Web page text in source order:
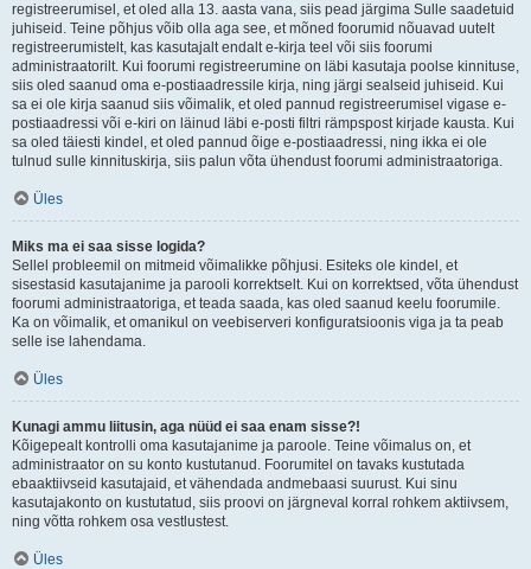
registreerumisel, et oled alla 13. aasta vana, siis pead järgima Sulle saadetuid
juhiseid. Teine põhjus võib olla aga see, et mõned foorumid nõuavad uutelt
registreerumistelt, kas kasutajalt endalt e-kirja teel või siis foorumi
administraatorilt. Kui foorumi registreerumine on läbi kasutaja poolse kinnituse,
siis oled saanud oma e-postiaadressile kirja, ning järgi sealseid juhiseid. Kui
sa ei ole kirja saanud siis võimalik, et oled pannud registreerumisel vigase e-
postiaadressi või e-kiri on läinud läbi e-posti filtri rämpspost kirjade kausta. Kui
sa oled täiesti kindel, et oled pannud õige e-postiaadressi, ning ikka ei ole
tulnud sulle kinnituskirja, siis palun võta ühendust foorumi administraatoriga.
Üles
Miks ma ei saa sisse logida?
Sellel probleemil on mitmeid võimalikke põhjusi. Esiteks ole kindel, et
sisestasid kasutajanime ja parooli korrektselt. Kui on korrektsed, võta ühendust
foorumi administraatoriga, et teada saada, kas oled saanud keelu foorumile.
Ka on võimalik, et omanikul on veebiserveri konfiguratsioonis viga ja ta peab
selle ise lahendama.
Üles
Kunagi ammu liitusin, aga nüüd ei saa enam sisse?!
Kõigepealt kontrolli oma kasutajanime ja paroole. Teine võimalus on, et
administraator on su konto kustutanud. Foorumitel on tavaks kustutada
ebaaktiivseid kasutajaid, et vähendada andmebaasi suurust. Kui sinu
kasutajakonto on kustutatud, siis proovi on järgneval korral rohkem aktiivsem,
ning võtta rohkem osa vestlustest.
Üles